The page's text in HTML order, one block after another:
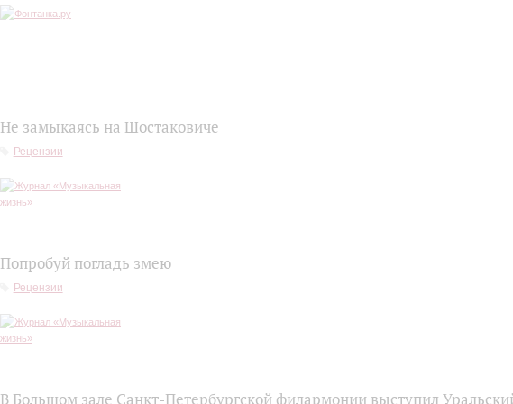
Не замыкаясь на Шостаковиче
Рецензии
Попробуй погладь змею
Рецензии
В Большом зале Санкт-Петербургской филармонии выступил